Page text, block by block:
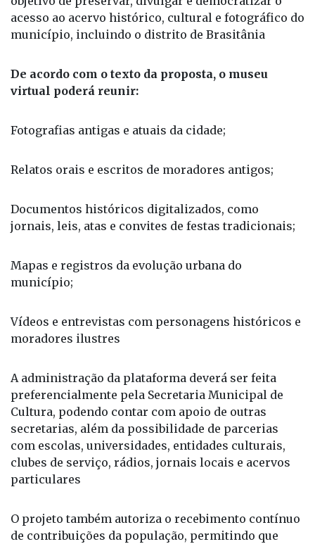
acesso ao acervo histórico, cultural e fotográfico do
município, incluindo o distrito de Brasitânia
De acordo com o texto da proposta, o museu
virtual poderá reunir:
Fotografias antigas e atuais da cidade;
Relatos orais e escritos de moradores antigos;
Documentos históricos digitalizados, como
jornais, leis, atas e convites de festas tradicionais;
Mapas e registros da evolução urbana do
município;
Vídeos e entrevistas com personagens históricos e
moradores ilustres
A administração da plataforma deverá ser feita
preferencialmente pela Secretaria Municipal de
Cultura, podendo contar com apoio de outras
secretarias, além da possibilidade de parcerias
com escolas, universidades, entidades culturais,
clubes de serviço, rádios, jornais locais e acervos
particulares
O projeto também autoriza o recebimento contínuo
de contribuições da população, permitindo que